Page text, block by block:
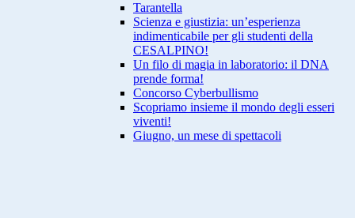
Tarantella
Scienza e giustizia: un’esperienza
indimenticabile per gli studenti della
CESALPINO!
Un filo di magia in laboratorio: il DNA
prende forma!
Concorso Cyberbullismo
Scopriamo insieme il mondo degli esseri
viventi!
Giugno, un mese di spettacoli